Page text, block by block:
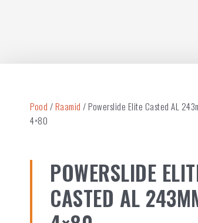
Pood /Raamid / Powerslide Elite Casted AL
4×80
POWERSLIDE
CASTED AL